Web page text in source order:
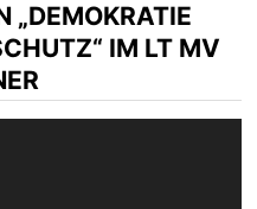
„DEMOKRATIE
IM LT MV